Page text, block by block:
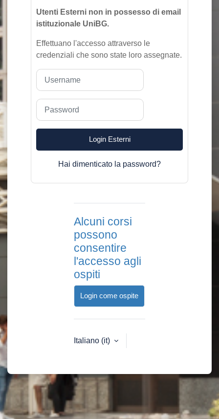
Utenti Esterni non in possesso di email
istituzionale UniBG.
Effettuano l'accesso attraverso le
credenziali che sono state loro assegnate.
Username
Password
Login Esterni
Hai dimenticato la password?
Alcuni corsi
possono
consentire
l'accesso agli
ospiti
Login come ospite
Italiano ‎(it)‎